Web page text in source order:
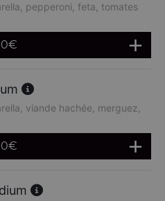
pepperoni, feta, tomates
€
viande hachée, merguez,
€